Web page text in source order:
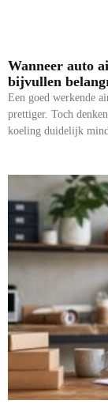
Wanneer auto
bijvullen
Een goed werkende
prettiger. Toch
koeling duidelijk